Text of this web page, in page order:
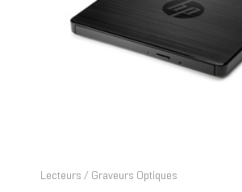
Lecteurs / Graveurs Optiques